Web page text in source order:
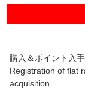
購入＆ポイント入
Registration of flat
acquisition.